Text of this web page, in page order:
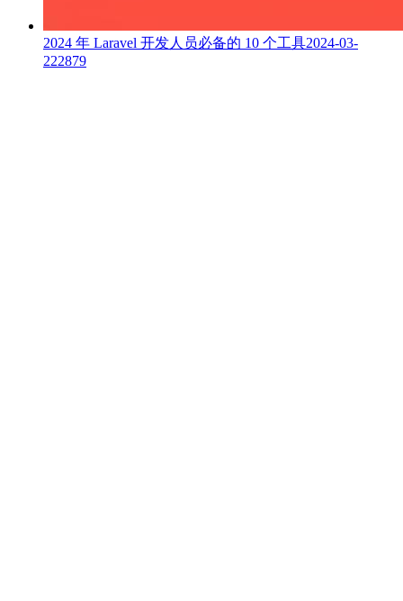
2024 年 Laravel 开发人员必备的 10 个工具2024-03-
222879